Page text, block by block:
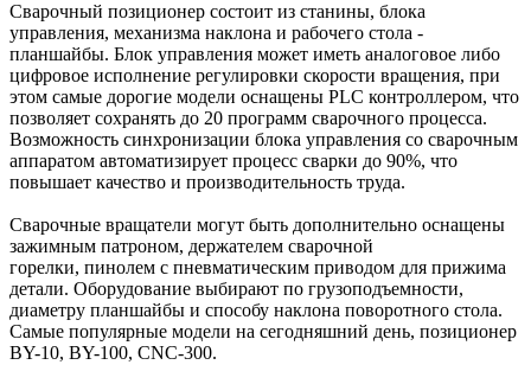
Сварочный позиционер состоит из станины, блока
управления, механизма наклона и рабочего стола -
планшайбы. Блок управления может иметь аналоговое либо
цифровое исполнение регулировки скорости вращения, при
этом самые дорогие модели оснащены PLC контроллером, что
позволяет сохранять до 20 программ сварочного процесса.
Возможность синхронизации блока управления со сварочным
аппаратом автоматизирует процесс сварки до 90%, что
повышает качество и производительность труда.
Сварочные вращатели могут быть дополнительно оснащены
зажимным патроном, держателем сварочной
горелки, пинолем с пневматическим приводом для прижима
детали. Оборудование выбирают по грузоподъемности,
диаметру планшайбы и способу наклона поворотного стола.
Самые популярные модели на сегодняшний день, позиционер
BY-10, BY-100, CNC-300.